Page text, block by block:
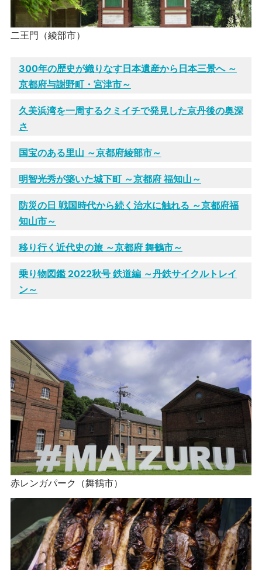
二王門（綾部市）
300年の歴史が織りなす日本遺産から日本三景へ ～
京都府与謝野町・宮津市～
久美浜湾を一周するクミイチで発見した京丹後の奥深
さ
国宝のある里山 ～京都府綾部市～
明智光秀が築いた城下町 ～京都府 福知山～
防災の日 戦国時代から続く治水に触れる ～京都府福
知山市～
移り行く近代史の旅 ～京都府 舞鶴市～
乗り物図鑑 2022秋号 鉄道編 ～丹鉄サイクルトレイ
ン～
赤レンガパーク（舞鶴市）